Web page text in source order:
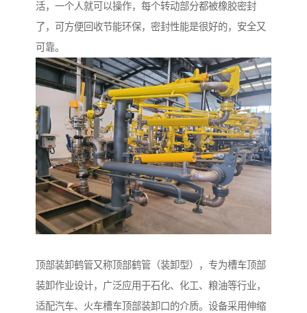
活，一个人就可以操作，每个转动部分都被橡胶密封
了，可方便回收节能环保，密封性能是很好的，安全又
可靠。
顶部装卸鹤管又称顶部鹤管（装卸型），专为槽车顶部
装卸作业设计，广泛应用于石化、化工、粮油等行业，
适配汽车、火车槽车顶部装卸口的介质。设备采用伸缩